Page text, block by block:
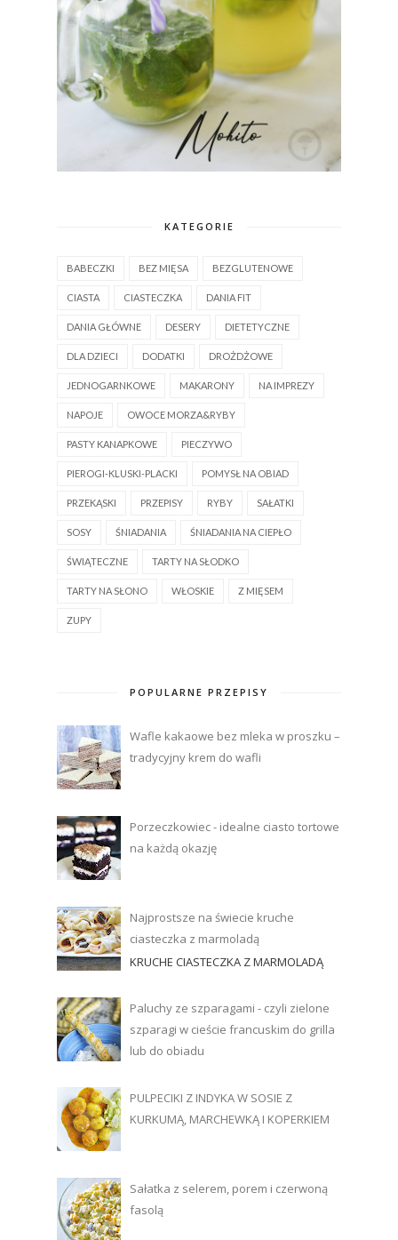
KATEGORIE
BABECZKI BEZ MIĘSA BEZGLUTENOWE
CIASTA CIASTECZKA DANIA FIT
DANIA GŁÓWNE DESERY DIETETYCZNE
DLA DZIECI DODATKI DROŻDŻOWE
JEDNOGARNKOWE MAKARONY NA IMPREZY
NAPOJE OWOCE MORZA&RYBY
PASTY KANAPKOWE PIECZYWO
PIEROGI-KLUSKI-PLACKI POMYSŁ NA OBIAD
PRZEKĄSKI PRZEPISY RYBY SAŁATKI
SOSY ŚNIADANIA ŚNIADANIA NA CIEPŁO
ŚWIĄTECZNE TARTY NA SŁODKO
TARTY NA SŁONO WŁOSKIE Z MIĘSEM
ZUPY
POPULARNE PRZEPISY
Wafle kakaowe bez mleka w proszku –
tradycyjny krem do wafli
Porzeczkowiec - idealne ciasto tortowe
na każdą okazję
Najprostsze na świecie kruche
ciasteczka z marmoladą
KRUCHE CIASTECZKA Z MARMOLADĄ
Paluchy ze szparagami - czyli zielone
szparagi w cieście francuskim do grilla
lub do obiadu
PULPECIKI Z INDYKA W SOSIE Z
KURKUMĄ, MARCHEWKĄ I KOPERKIEM
Sałatka z selerem, porem i czerwoną
fasolą